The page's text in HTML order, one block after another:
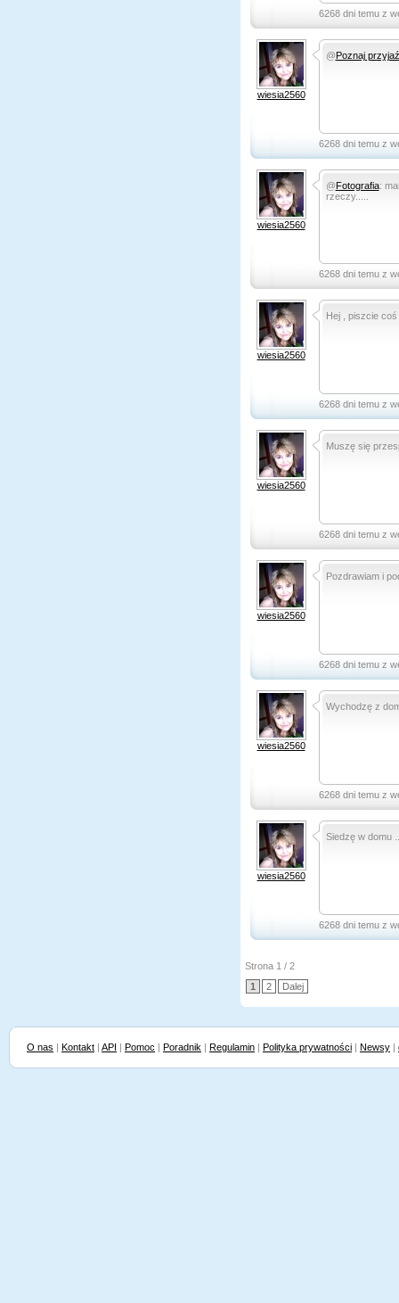
6268 dni temu z
wiesia2560
@Poznaj
6268 dni temu z
wiesia2560
@Fotografia:
rzeczy.....
6268 dni temu z
wiesia2560
Hej , piszcie
6268 dni temu z
wiesia2560
Muszę się
6268 dni temu z
wiesia2560
Pozdrawiam i
6268 dni temu z
wiesia2560
Wychodzę z
6268 dni temu z
wiesia2560
Siedzę w domu
6268 dni temu z
Strona 1 / 2
1
2 Dalej
O nas | Kontakt | API | Pomoc | Poradnik | Regulamin | Polityka prywatności | Newsy |